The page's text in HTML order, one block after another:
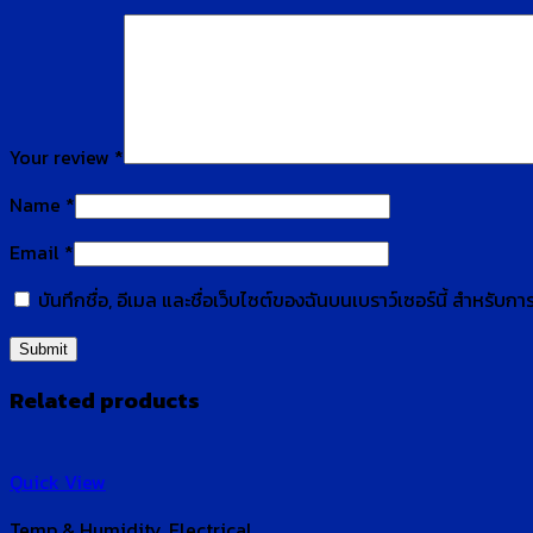
Your review *
Name *
Email *
บันทึกชื่อ, อีเมล และชื่อเว็บไซต์ของฉันบนเบราว์เซอร์นี้ สำหรับก
Related products
Quick View